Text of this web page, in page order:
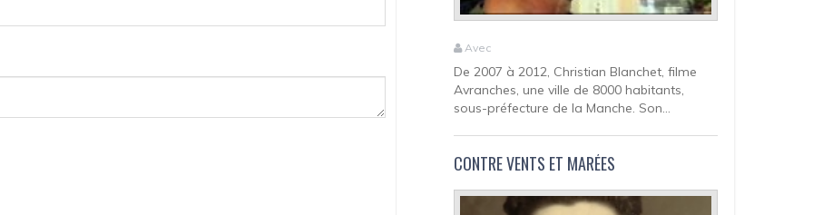
Avec
De 2007 à 2012, Christian Blanchet, filme
Avranches, une ville de 8000 habitants,
sous-préfecture de la Manche. Son...
CONTRE VENTS ET MARÉES